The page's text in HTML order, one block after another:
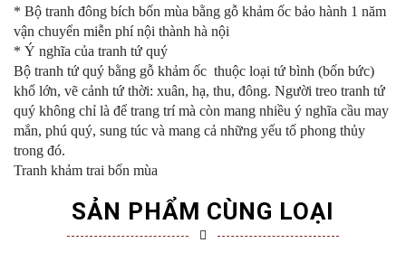
* Bộ tranh đông bích bốn mùa bằng gỗ khảm ốc bảo hành 1 năm
vận chuyển miễn phí nội thành hà nội
* Ý nghĩa của tranh tứ quý
Bộ tranh tứ quý bằng gỗ khảm ốc thuộc loại tứ bình (bốn bức)
khổ lớn, vẽ cảnh tứ thời: xuân, hạ, thu, đông. Người treo tranh tứ
quý không chỉ là để trang trí mà còn mang nhiều ý nghĩa cầu may
mắn, phú quý, sung túc và mang cả những yếu tố phong thủy
trong đó.
Tranh khảm trai bốn mùa
SẢN PHẨM CÙNG LOẠI